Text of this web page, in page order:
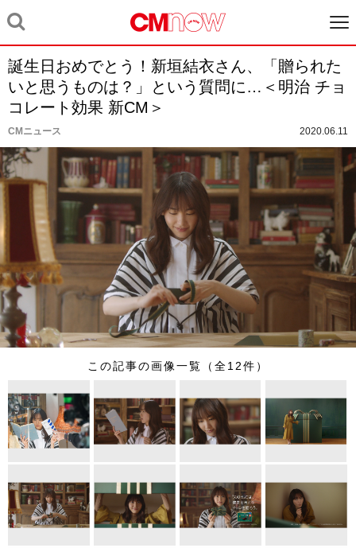
誕生日おめでとう！新垣結衣さん、「贈られた
いと思うものは？」という質問に…＜明治 チョ
コレート効果 新CM＞
CMニュース 2020.06.11
この記事の画像一覧（全12件）